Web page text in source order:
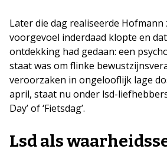
Later die dag realiseerde Hofmann
voorgevoel inderdaad klopte en
ontdekking had gedaan: een
staat was om flinke
veroorzaken in ongelooflijk lage
april, staat nu onder lsd-liefhebbers
Day’ of ‘Fietsdag’.
Lsd als